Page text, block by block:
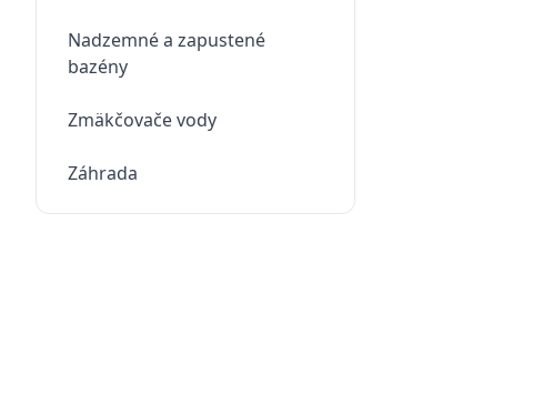
Nadzemné a zapustené
bazény
Zmäkčovače vody
Záhrada